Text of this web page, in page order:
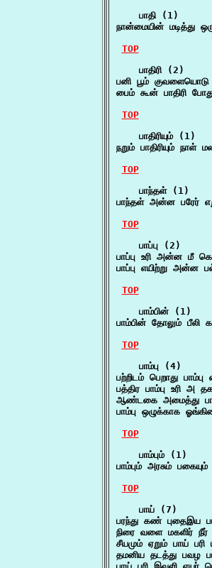
    பாதி (1)
நான்மையின்
TOP
    பாதிரி (2)
பனி பூம்
பைம் கூன் பாதிரி
TOP
    பாதிரியும் (1)
நறும் பாதிரியும்
TOP
    பாந்தள் (1)
பாந்தள் அன்ன பரேர்
TOP
    பாப்பு (2)
பாப்பு உரி அன்ன
பாப்பு எயிற்று அன்ன
TOP
    பாம்பின் (1)
பாம்பின் தோலும்
TOP
    பாம்பு (4)
பற்றிடம் பெறாது
பத்திர பாம்பு உரி
ஆண்டகை அமைத்து
பாம்பு ஒழுக்காக
TOP
    பாம்பும் (1)
பாம்பும் அரசும்
TOP
    பாய் (7)
பரந்து கண் புதைஇய
நிரை வளை மகளிர்
சீயமும் ஏறும் பாய் பரி
தமனிய தடத்து பவழ